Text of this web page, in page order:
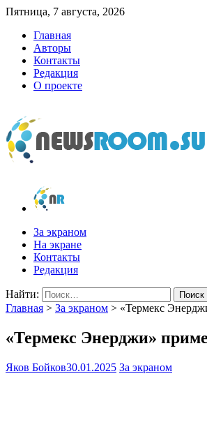
Пятница, 7 августа, 2026
Главная
Авторы
Контакты
Редакция
О проекте
newsroom.su
Новости о новостях
За экраном
На экране
Контакты
Редакция
Найти:
Главная > За экраном > «Термекс
«Термекс Энерджи»
Яков Бойков30.01.2025 За экраном